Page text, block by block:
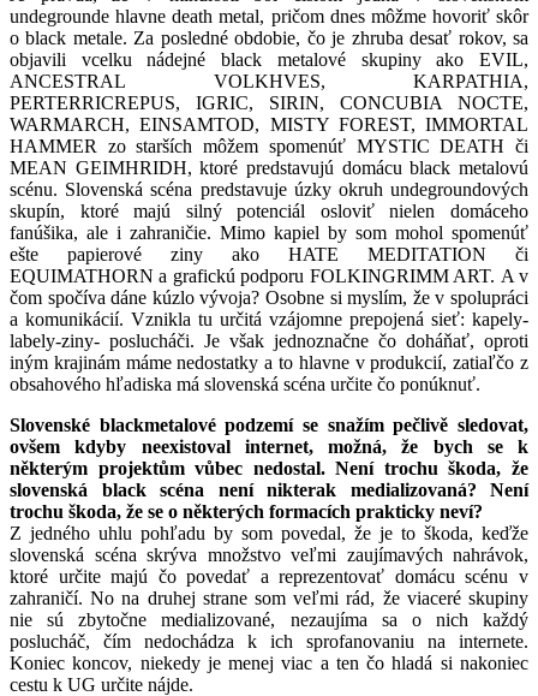
undegrounde hlavne death metal, pričom dnes môžme hovoriť skôr
o black metale. Za posledné obdobie, čo je zhruba desať rokov, sa
objavili vcelku nádejné black metalové skupiny ako EVIL,
ANCESTRAL VOLKHVES, KARPATHIA,
PERTERRICREPUS, IGRIC, SIRIN, CONCUBIA NOCTE,
WARMARCH, EINSAMTOD, MISTY FOREST, IMMORTAL
HAMMER zo starších môžem spomenúť MYSTIC DEATH či
MEAN GEIMHRIDH, ktoré predstavujú domácu black metalovú
scénu. Slovenská scéna predstavuje úzky okruh undegroundových
skupín, ktoré majú silný potenciál osloviť nielen domáceho
fanúšika, ale i zahraničie. Mimo kapiel by som mohol spomenúť
ešte papierové ziny ako HATE MEDITATION či
EQUIMATHORN a grafickú podporu FOLKINGRIMM ART. A v
čom spočíva dáne kúzlo vývoja? Osobne si myslím, že v spolupráci
a komunikácií. Vznikla tu určitá vzájomne prepojená sieť: kapely-
labely-ziny- poslucháči. Je však jednoznačne čo doháňať, oproti
iným krajinám máme nedostatky a to hlavne v produkcií, zatiaľčo z
obsahového hľadiska má slovenská scéna určite čo ponúknuť.
Slovenské blackmetalové podzemí se snažím pečlivě sledovat,
ovšem kdyby neexistoval internet, možná, že bych se k
některým projektům vůbec nedostal. Není trochu škoda, že
slovenská black scéna není nikterak medializovaná? Není
trochu škoda, že se o některých formacích prakticky neví?
Z jedného uhlu pohľadu by som povedal, že je to škoda, keďže
slovenská scéna skrýva množstvo veľmi zaujímavých nahrávok,
ktoré určite majú čo povedať a reprezentovať domácu scénu v
zahraničí. No na druhej strane som veľmi rád, že viaceré skupiny
nie sú zbytočne medializované, nezaujíma sa o nich každý
poslucháč, čím nedochádza k ich sprofanovaniu na internete.
Koniec koncov, niekedy je menej viac a ten čo hladá si nakoniec
cestu k UG určite nájde.